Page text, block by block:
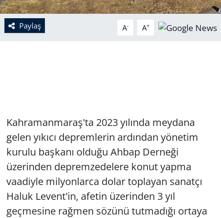
Paylaş A- A+
Kahramanmaraş'ta 2023 yılında meydana
gelen yıkıcı depremlerin ardından yönetim
kurulu başkanı olduğu Ahbap Derneği
üzerinden depremzedelere konut yapma
vaadiyle milyonlarca dolar toplayan sanatçı
Haluk Levent'in, afetin üzerinden 3 yıl
geçmesine rağmen sözünü tutmadığı ortaya